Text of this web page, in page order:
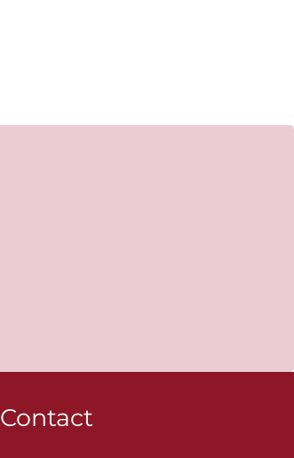
Contact